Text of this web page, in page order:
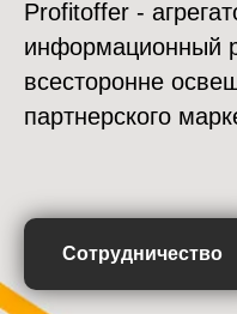
Profitoffer -
информационный
всесторонне
партнерского
Сотрудничество